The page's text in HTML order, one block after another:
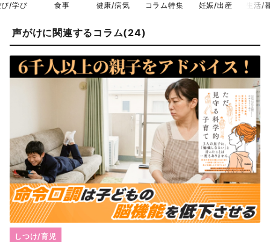
び/学び 食事 健康/病気 コラム特集 妊娠/出産 生活/
声がけに関連するコラム(24)
しつけ/育児